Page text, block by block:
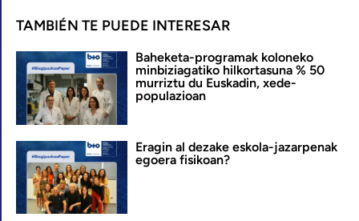
TAMBIÉN TE PUEDE INTERESAR
Baheketa-programak koloneko
minbiziagatiko hilkortasuna % 50
murriztu du Euskadin, xede-
populazioan
Eragin al dezake eskola-jazarpenak
egoera fisikoan?